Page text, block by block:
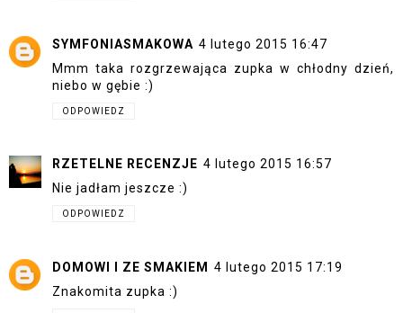
SYMFONIASMAKOWA 4 lutego 2015 16:47
Mmm taka rozgrzewająca zupka w chłodny dzień,
niebo w gębie :)
ODPOWIEDZ
RZETELNE RECENZJE 4 lutego 2015 16:57
Nie jadłam jeszcze :)
ODPOWIEDZ
DOMOWI I ZE SMAKIEM
4 lutego 2015 17:19
Znakomita zupka :)